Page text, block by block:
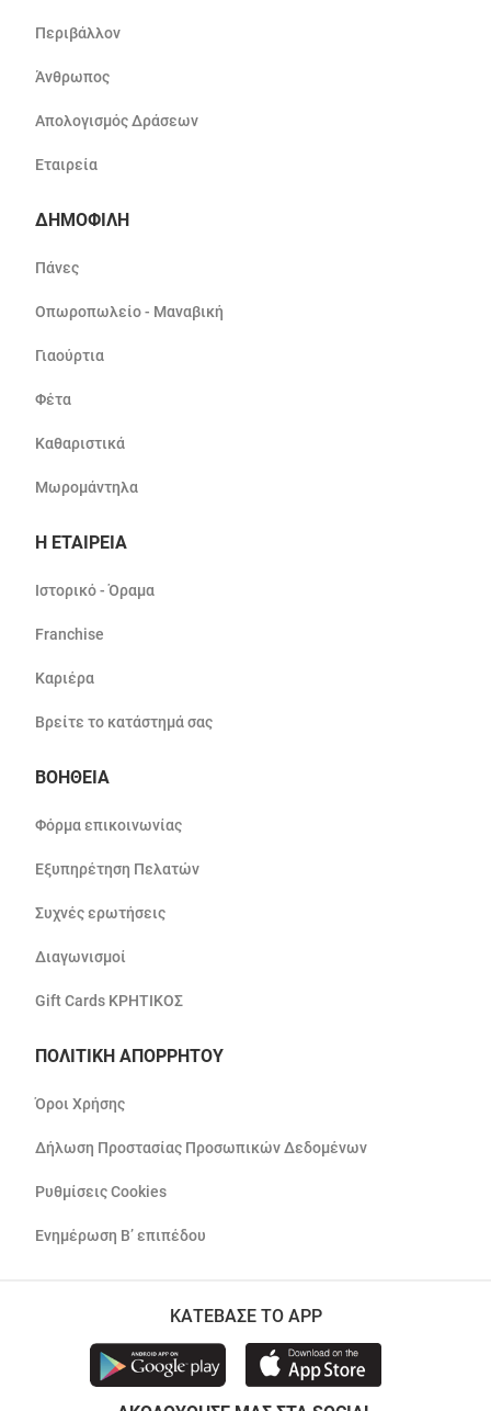
Περιβάλλον
Άνθρωπος
Απολογισμός Δράσεων
Εταιρεία
ΔΗΜΟΦΙΛΗ
Πάνες
Οπωροπωλείο - Μαναβική
Γιαούρτια
Φέτα
Καθαριστικά
Μωρομάντηλα
Η ΕΤΑΙΡΕΙΑ
Ιστορικό - Όραμα
Franchise
Καριέρα
Βρείτε το κατάστημά σας
ΒΟΗΘΕΙΑ
Φόρμα επικοινωνίας
Εξυπηρέτηση Πελατών
Συχνές ερωτήσεις
Διαγωνισμοί
Gift Cards ΚΡΗΤΙΚΟΣ
ΠΟΛΙΤΙΚΗ ΑΠΟΡΡΗΤΟΥ
Όροι Χρήσης
Δήλωση Προστασίας Προσωπικών Δεδομένων
Ρυθμίσεις Cookies
Ενημέρωση Β’ επιπέδου
ΚΑΤΕΒΑΣΕ ΤΟ APP